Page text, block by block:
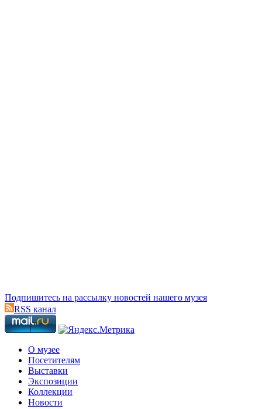
Подпишитесь на рассылку новостей нашего музея
RSS канал
О музее
Посетителям
Выставки
Экспозиции
Коллекции
Новости